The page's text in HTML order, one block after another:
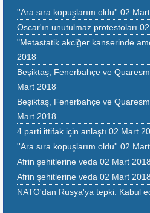
''Ara sıra kopuşlarım oldu'' 02
Oscar'ın unutulmaz protestoları
"Metastatik akciğer kanserinde
2018
Beşiktaş, Fenerbahçe ve
Mart 2018
Beşiktaş, Fenerbahçe ve
Mart 2018
4 parti ittifak için anlaştı 02 Mart
''Ara sıra kopuşlarım oldu'' 02
Afrin şehitlerine veda 02 Mart 2018
Afrin şehitlerine veda 02 Mart 2018
NATO'dan Rusya'ya tepki: Kabul